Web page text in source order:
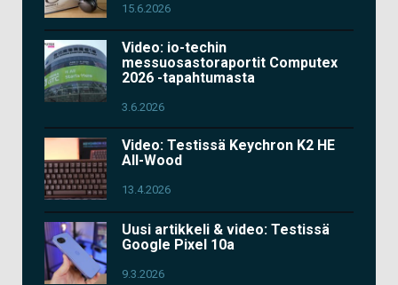
15.6.2026
Video: io-techin
messuosastoraportit Computex
2026 -tapahtumasta
3.6.2026
Video: Testissä Keychron K2 HE
All-Wood
13.4.2026
Uusi artikkeli & video: Testissä
Google Pixel 10a
9.3.2026